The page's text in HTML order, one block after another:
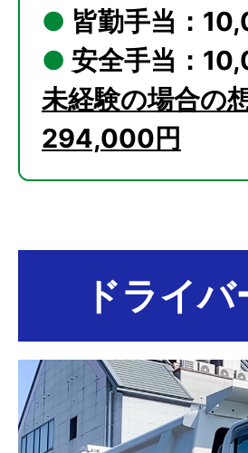
● 皆勤手当：
● 安全手当：
未経験の場合の
294,000円
ドライ